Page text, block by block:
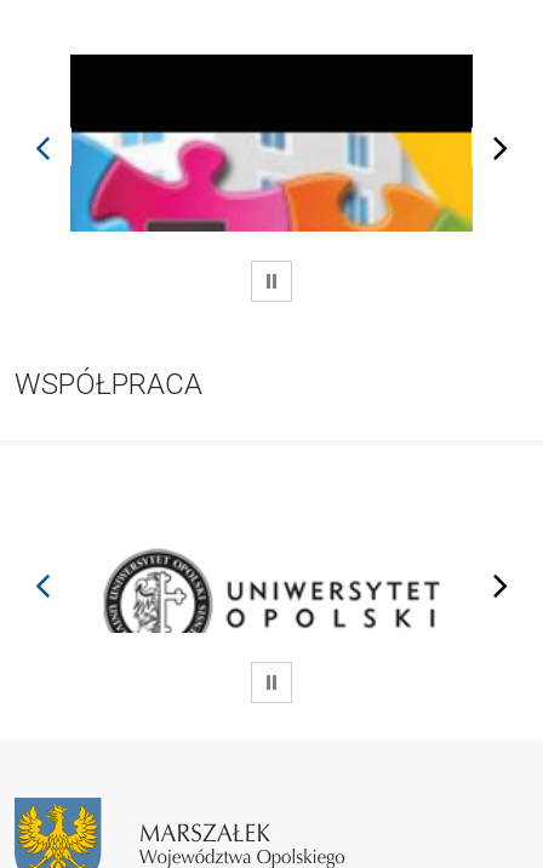
prev next
WSTRZYMAJ
WSPÓŁPRACA
next
WSTRZYMAJ